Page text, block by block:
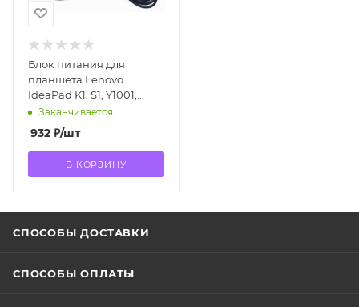
Блок питания для
планшета Lenovo
IdeaPad K1, S1, Y1001,
12V/1.5A 34pin
Заканчивается
932 ₽/шт
В КОРЗИНУ
СПОСОБЫ ДОСТАВКИ
СПОСОБЫ ОПЛАТЫ